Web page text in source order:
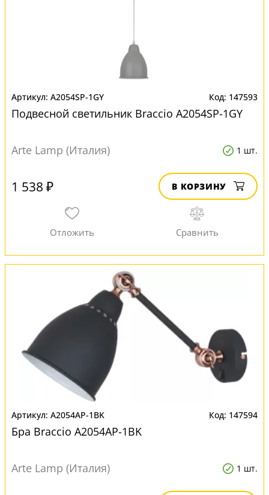
A2054SP-1GY 147593
Подвесной светильник Braccio A2054SP-1GY
Arte Lamp (Италия) 1 шт.
1 538 ₽ В КОРЗИНУ
A2054AP-1BK 147594
Бра Braccio A2054AP-1BK
Arte Lamp (Италия) 1 шт.